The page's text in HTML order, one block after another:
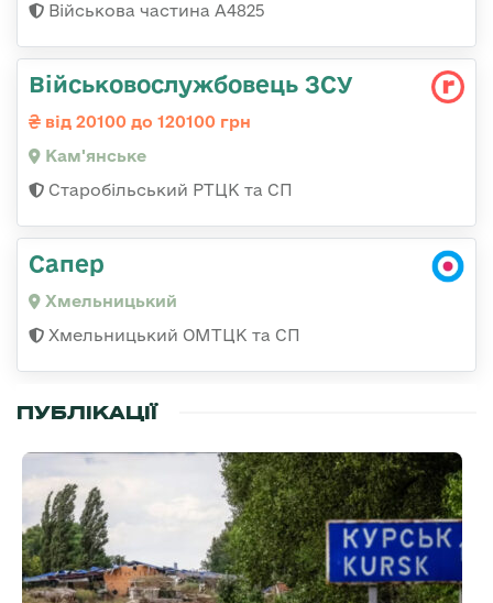
Військова частина А4825
Військовослужбовець ЗСУ
від 20100 до 120100 грн
Кам'янське
Старобільський РТЦК та СП
Сапер
Хмельницький
Хмельницький ОМТЦК та СП
ПУБЛІКАЦІЇ